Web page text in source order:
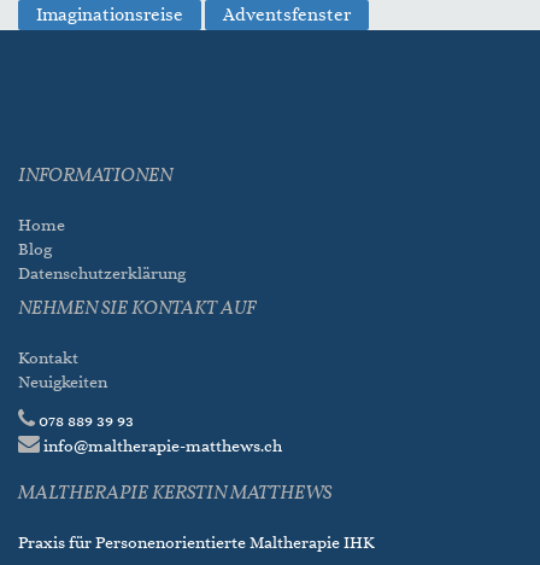
Imaginationsreise
Adventsfenster
INFORMATIONEN
Home
Blog
Datenschutzerklärung
NEHMEN SIE KONTAKT AUF
Kontakt
Neuigkeiten
078 889 39 93
info@maltherapie-matthews.ch
MALTHERAPIE KERSTIN MATTHEWS
Praxis für Personenorientierte Maltherapie IHK